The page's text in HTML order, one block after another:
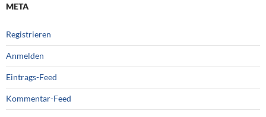
META
Registrieren
Anmelden
Eintrags-Feed
Kommentar-Feed